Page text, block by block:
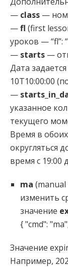
— class —
—fl (first
уроков — “fl”:
— starts —
Дата
10T10:00:00
—
указанное
текущего
Время в
округляться
время с 19:00
ma (manual
изменить
значение
{ "cmd":
Значение
Например,